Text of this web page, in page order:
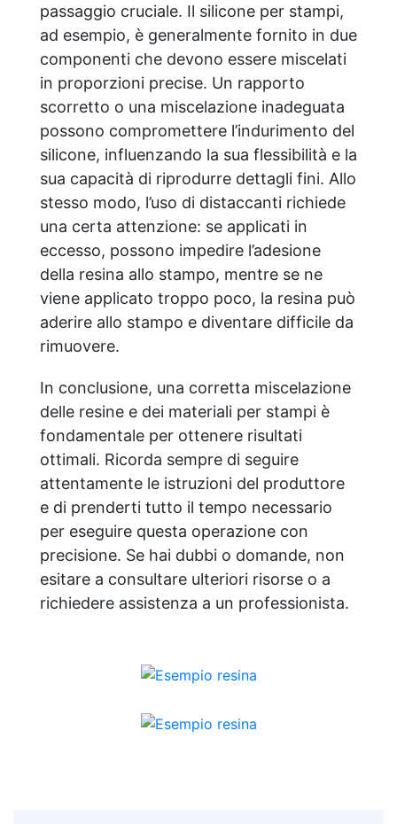
passaggio cruciale. Il silicone per stampi,
ad esempio, è generalmente fornito in due
componenti che devono essere miscelati
in proporzioni precise. Un rapporto
scorretto o una miscelazione inadeguata
possono compromettere l’indurimento del
silicone, influenzando la sua flessibilità e la
sua capacità di riprodurre dettagli fini. Allo
stesso modo, l’uso di distaccanti richiede
una certa attenzione: se applicati in
eccesso, possono impedire l’adesione
della resina allo stampo, mentre se ne
viene applicato troppo poco, la resina può
aderire allo stampo e diventare difficile da
rimuovere.
In conclusione, una corretta miscelazione
delle resine e dei materiali per stampi è
fondamentale per ottenere risultati
ottimali. Ricorda sempre di seguire
attentamente le istruzioni del produttore
e di prenderti tutto il tempo necessario
per eseguire questa operazione con
precisione. Se hai dubbi o domande, non
esitare a consultare ulteriori risorse o a
richiedere assistenza a un professionista.